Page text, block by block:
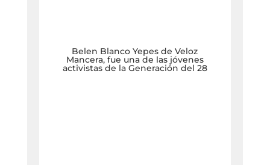
Belen Blanco Yepes de Veloz
Mancera, fue una de las jóvenes
activistas de la Generación del 28